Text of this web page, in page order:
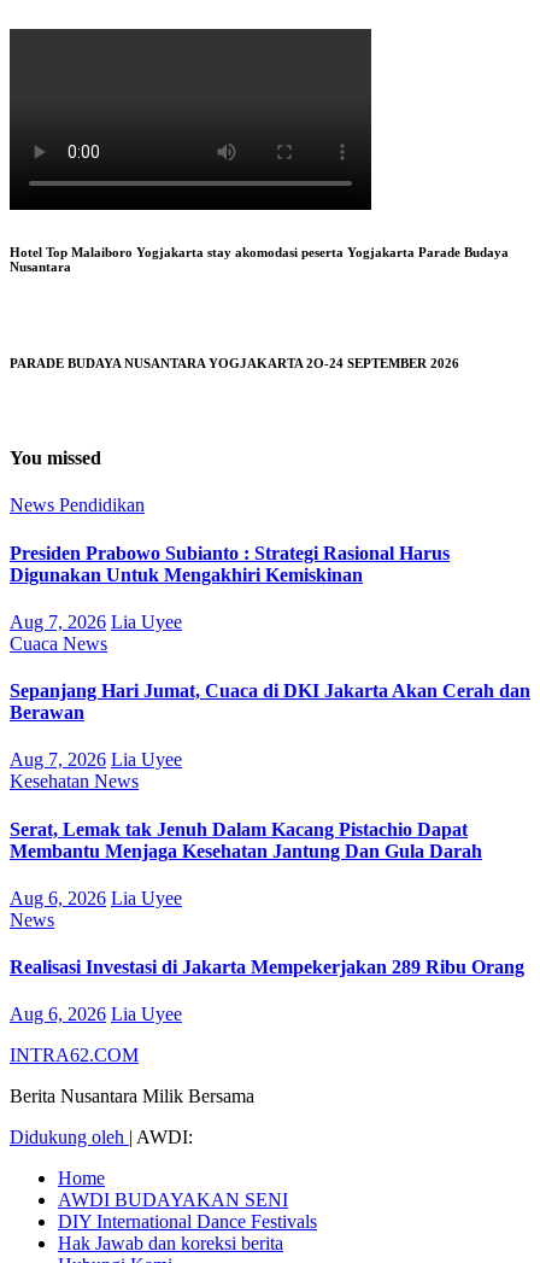
Hotel Top Malaiboro Yogjakarta stay akomodasi peserta Yogjakarta Parade Budaya
Nusantara
PARADE BUDAYA NUSANTARA YOGJAKARTA 2O-24 SEPTEMBER 2026
You missed
News Pendidikan
Presiden Prabowo Subianto : Strategi Rasional Harus
Digunakan Untuk Mengakhiri Kemiskinan
Aug 7, 2026 Lia Uyee
Cuaca News
Sepanjang Hari Jumat, Cuaca di DKI Jakarta Akan Cerah dan
Berawan
Aug 7, 2026 Lia Uyee
Kesehatan News
Serat, Lemak tak Jenuh Dalam Kacang Pistachio Dapat
Membantu Menjaga Kesehatan Jantung Dan Gula Darah
Aug 6, 2026 Lia Uyee
News
Realisasi Investasi di Jakarta Mempekerjakan 289 Ribu Orang
Aug 6, 2026 Lia Uyee
INTRA62.COM
Berita Nusantara Milik Bersama
Didukung oleh | AWDI:
Home
AWDI BUDAYAKAN SENI
DIY International Dance Festivals
Hak Jawab dan koreksi berita